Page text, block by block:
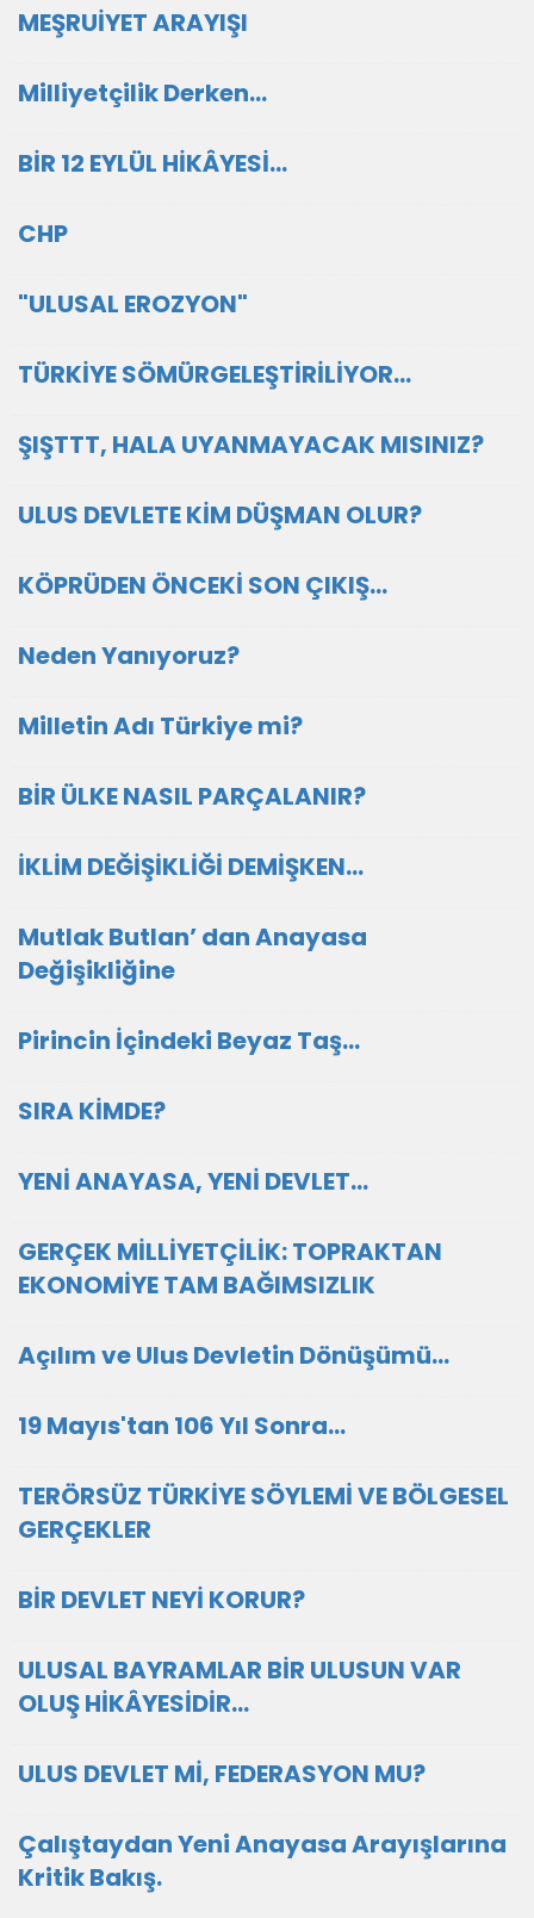
MEŞRUİYET ARAYIŞI
Milliyetçilik Derken…
BİR 12 EYLÜL HİKÂYESİ…
CHP
"ULUSAL EROZYON"
TÜRKİYE SÖMÜRGELEŞTİRİLİYOR…
ŞIŞTTT, HALA UYANMAYACAK MISINIZ?
ULUS DEVLETE KİM DÜŞMAN OLUR?
KÖPRÜDEN ÖNCEKİ SON ÇIKIŞ…
Neden Yanıyoruz?
Milletin Adı Türkiye mi?
BİR ÜLKE NASIL PARÇALANIR?
İKLİM DEĞİŞİKLİĞİ DEMİŞKEN…
Mutlak Butlan’ dan Anayasa
Değişikliğine
Pirincin İçindeki Beyaz Taş…
SIRA KİMDE?
YENİ ANAYASA, YENİ DEVLET...
GERÇEK MİLLİYETÇİLİK: TOPRAKTAN
EKONOMİYE TAM BAĞIMSIZLIK
Açılım ve Ulus Devletin Dönüşümü…
19 Mayıs'tan 106 Yıl Sonra…
TERÖRSÜZ TÜRKİYE SÖYLEMİ VE BÖLGESEL
GERÇEKLER
BİR DEVLET NEYİ KORUR?
ULUSAL BAYRAMLAR BİR ULUSUN VAR
OLUŞ HİKÂYESİDİR…
ULUS DEVLET Mİ, FEDERASYON MU?
Çalıştaydan Yeni Anayasa Arayışlarına
Kritik Bakış.